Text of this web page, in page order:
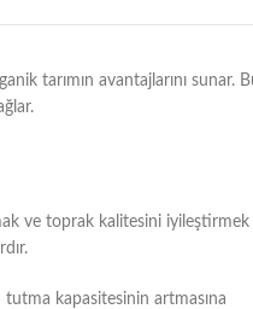
tarımın avantajlarını sunar.
ve toprak kalitesini iyileştirmek
tutma kapasitesinin artmasına